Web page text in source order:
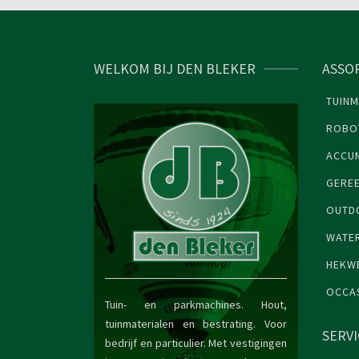
WELKOM BIJ DEN BLEKER
Tuin- en parkmachines. Hout,
tuinmaterialen en bestrating. Voor
bedrijf en particulier. Met vestigingen